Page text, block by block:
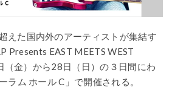
えた国内外のアーティストが集結す
Presents EAST MEETS WEST
（金）から28日（日）の３日間にわ
ラム ホールC 」で開催される。